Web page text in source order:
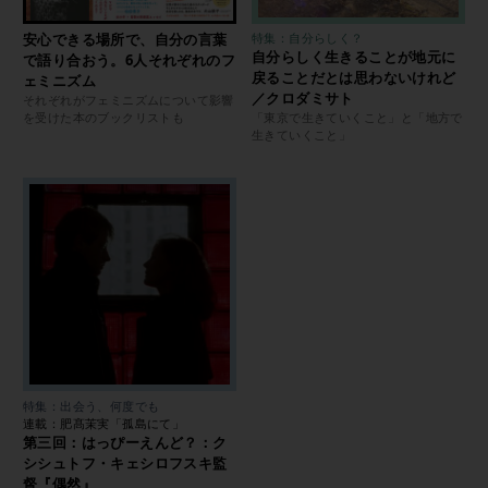
安心できる場所で、自分の言葉
で語り合おう。6人それぞれのフ
ェミニズム
それぞれがフェミニズムについて影響
を受けた本のブックリストも
特集：自分らしく？
自分らしく生きることが地元に
戻ることだとは思わないけれど
／クロダミサト
「東京で生きていくこと」と「地方で
生きていくこと」
特集：出会う、何度でも
連載：肥髙茉実「孤島にて」
第三回：はっぴーえんど？：ク
シシュトフ・キェシロフスキ監
督『偶然』